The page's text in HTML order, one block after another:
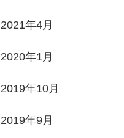
2021年4月
2020年1月
2019年10月
2019年9月